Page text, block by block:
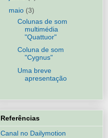
maio (3)
Colunas de som
multimédia
"Quattuor"
Coluna de som
"Cygnus"
Uma breve
apresentação
Referências
Canal no Dailymotion